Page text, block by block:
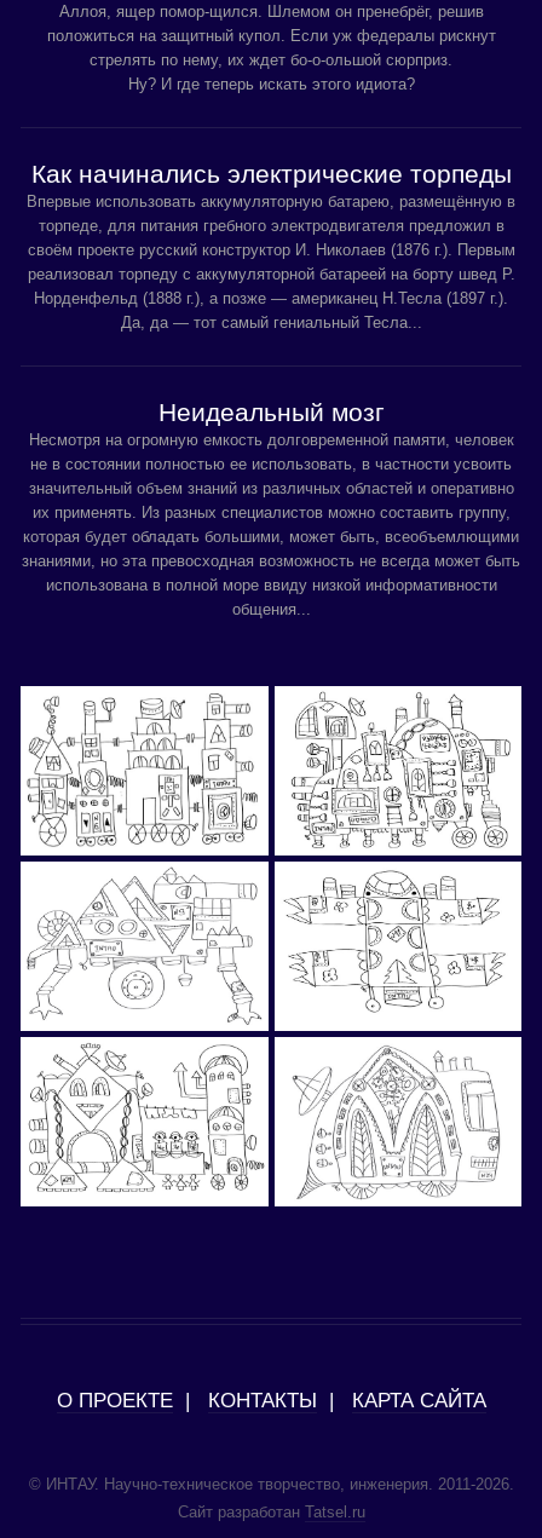
Аллоя, ящер помор-щился. Шлемом он пренебрёг, решив
положиться на защитный купол. Если уж федералы рискнут
стрелять по нему, их ждет бо-о-ольшой сюрприз.
Ну? И где теперь искать этого идиота?
Как начинались электрические торпеды
Впервые использовать аккумуляторную батарею, размещённую в
торпеде, для питания гребного электродвигателя предложил в
своём проекте русский конструктор И. Николаев (1876 г.). Первым
реализовал торпеду с аккумуляторной батареей на борту швед P.
Норденфельд (1888 г.), а позже — американец Н.Тесла (1897 г.).
Да, да — тот самый гениальный Тесла...
Неидеальный мозг
Несмотря на огромную емкость долговременной памяти, человек
не в состоянии полностью ее использовать, в частности усвоить
значительный объем знаний из различных областей и оперативно
их применять. Из разных специалистов можно составить группу,
которая будет обладать большими, может быть, всеобъемлющими
знаниями, но эта превосходная возможность не всегда может быть
использована в полной море ввиду низкой информативности
общения...
О ПРОЕКТЕ| КОНТАКТЫ | КАРТА САЙТА
© ИНТАУ. Научно-техническое творчество, инженерия. 2011-2026.
Сайт разработан Tatsel.ru